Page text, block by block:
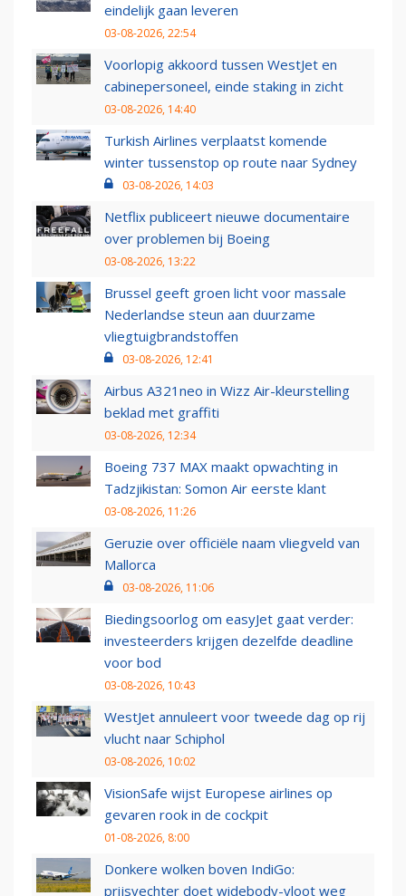
eindelijk gaan leveren
03-08-2026, 22:54
Voorlopig akkoord tussen WestJet en
cabinepersoneel, einde staking in zicht
03-08-2026, 14:40
Turkish Airlines verplaatst komende
winter tussenstop op route naar Sydney
03-08-2026, 14:03
Netflix publiceert nieuwe documentaire
over problemen bij Boeing
03-08-2026, 13:22
Brussel geeft groen licht voor massale
Nederlandse steun aan duurzame
vliegtuigbrandstoffen
03-08-2026, 12:41
Airbus A321neo in Wizz Air-kleurstelling
beklad met graffiti
03-08-2026, 12:34
Boeing 737 MAX maakt opwachting in
Tadzjikistan: Somon Air eerste klant
03-08-2026, 11:26
Geruzie over officiële naam vliegveld van
Mallorca
03-08-2026, 11:06
Biedingsoorlog om easyJet gaat verder:
investeerders krijgen dezelfde deadline
voor bod
03-08-2026, 10:43
WestJet annuleert voor tweede dag op rij
vlucht naar Schiphol
03-08-2026, 10:02
VisionSafe wijst Europese airlines op
gevaren rook in de cockpit
01-08-2026, 8:00
Donkere wolken boven IndiGo:
prijsvechter doet widebody-vloot weg